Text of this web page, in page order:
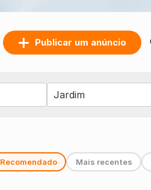
Publicar um anúncio
Recomendado Mais recentes